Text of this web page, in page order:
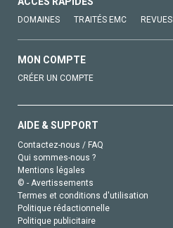
DOMAINES TRAITÉS EMC REVUES
MON COMPTE
CRÉER UN COMPTE
AIDE & SUPPORT
Contactez-nous / FAQ
Qui sommes-nous ?
Mentions légales
© - Avertissements
Termes et conditions d'utilisation
Politique rédactionnelle
Politique publicitaire